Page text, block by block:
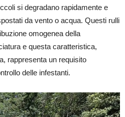
si degradano rapidamente e
da vento o acqua. Questi rulli
omogenea della
e questa caratteristica,
rappresenta un requisito
delle infestanti.